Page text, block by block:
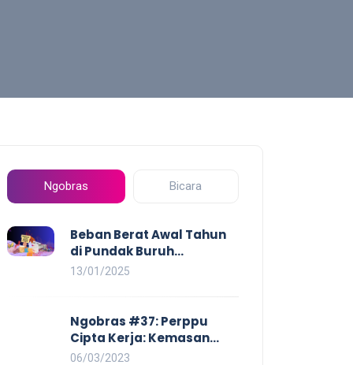
Ngobras Bicara
Beban Berat Awal Tahun
di Pundak Buruh
Perempuan: Kenaikan
Membayangi dan
Eksploitasi di Dunia Kerja
13/01/2025
Ngobras #37: Perppu
Cipta Kerja: Kemasan
Baru UU Cipta Kerja yang
06/03/2023